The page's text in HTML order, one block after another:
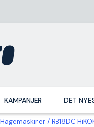
KAMPANJER DET
Hagemaskiner RB18DC